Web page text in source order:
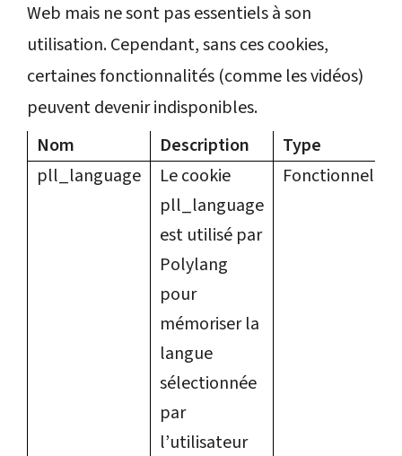
Web mais ne sont pas essentiels à son
utilisation. Cependant, sans ces cookies,
certaines fonctionnalités (comme les vidéos)
peuvent devenir indisponibles.
Nom
Description
Type
pll_language
Le cookie
pll_language
est utilisé par
Polylang
pour
mémoriser la
langue
sélectionnée
par
l’utilisateur
Fonctionnel